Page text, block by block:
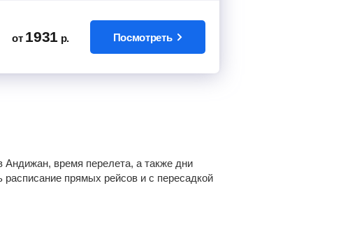
от 1931 р. Посмотреть
время перелета, а также дни
расписание прямых рейсов и с пересадкой